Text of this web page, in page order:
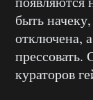
быть
отключена,
кураторов